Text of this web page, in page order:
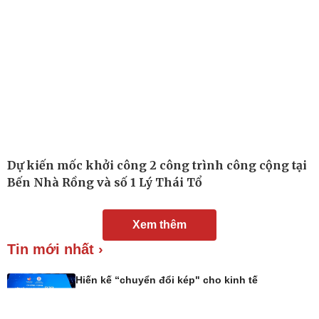
Tình yêu - Gia đình
Sân khấu - Điện ảnh
Di sản
Dự kiến mốc khởi công 2 công trình công cộng tại
Bến Nhà Rồng và số 1 Lý Thái Tổ
Xem thêm
Tin mới nhất ›
Hiến kế “chuyển đổi kép" cho kinh tế